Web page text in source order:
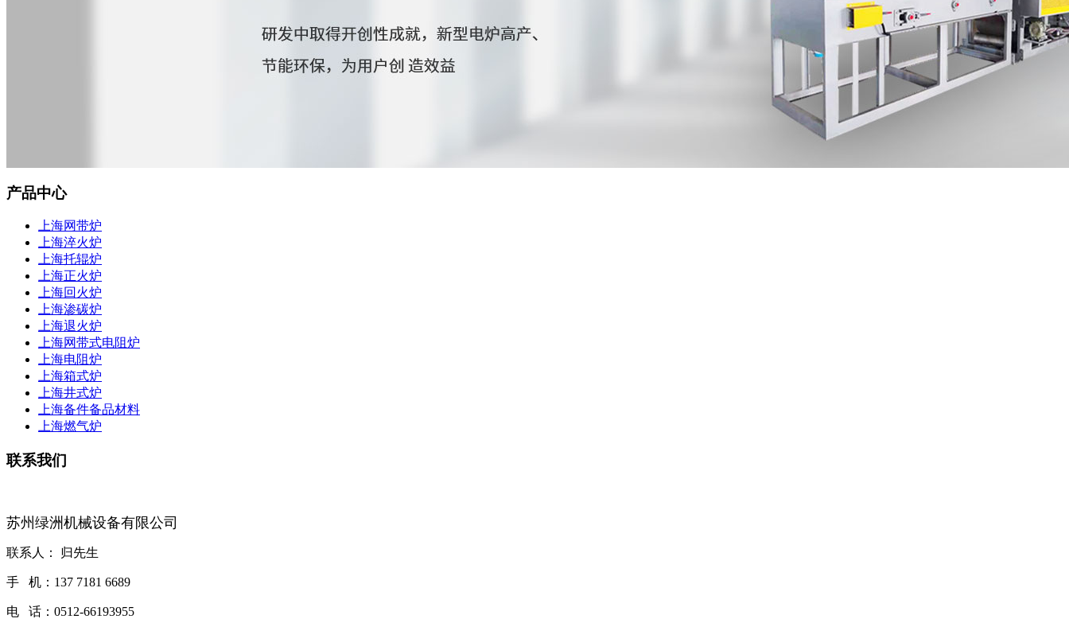
产品中心
上海网带炉
上海淬火炉
上海托辊炉
上海正火炉
上海回火炉
上海渗碳炉
上海退火炉
上海网带式电阻炉
上海电阻炉
上海箱式炉
上海井式炉
上海备件备品材料
上海燃气炉
联系我们
苏州绿洲机械设备有限公司
联系人： 归先生
手 机：137 7181 6689
电 话：0512-66193955